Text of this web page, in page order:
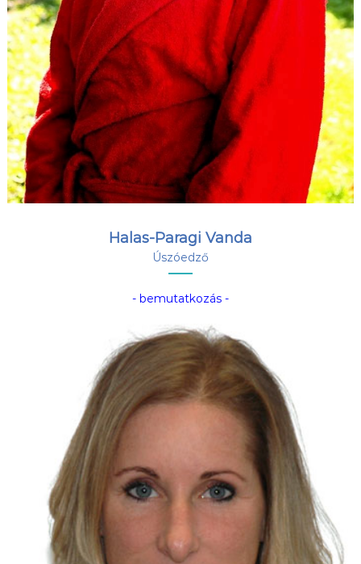
Halas-Paragi Vanda
Úszóedző
- bemutatkozás -